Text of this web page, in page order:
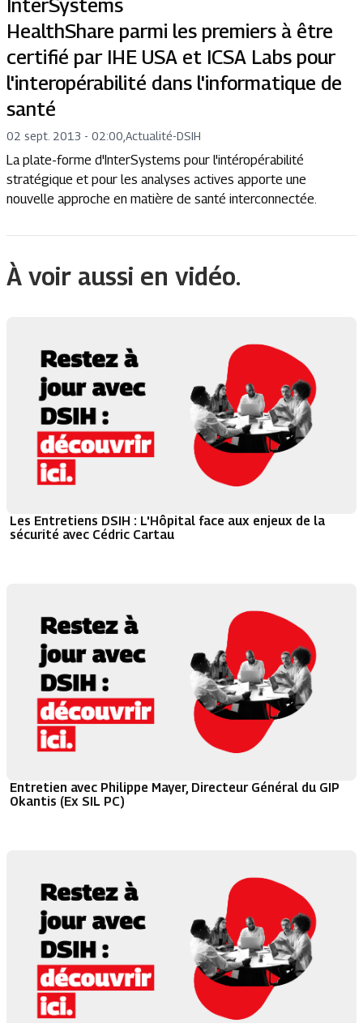
InterSystems
HealthShare parmi les premiers à être
certifié par IHE USA et ICSA Labs pour
l'interopérabilité dans l'informatique de
santé
02 sept. 2013 - 02:00 Actualité-DSIH
La plate-forme d'InterSystems pour l'intéropérabilité
stratégique et pour les analyses actives apporte une
nouvelle approche en matière de santé interconnectée.
À voir aussi en vidéo.
Les Entretiens DSIH : L'Hôpital face aux enjeux de la
sécurité avec Cédric Cartau
Entretien avec Philippe Mayer, Directeur Général du GIP
Okantis (Ex SIL PC)